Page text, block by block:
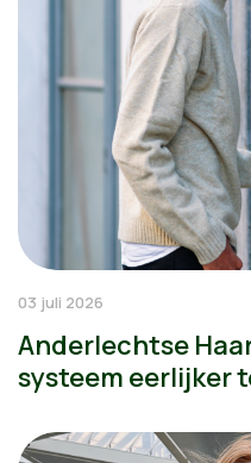
03 juli 2026
Anderlechtse
systeem eerlijker